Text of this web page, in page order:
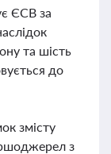
ЄСВ за
та шість
до
змісту
з